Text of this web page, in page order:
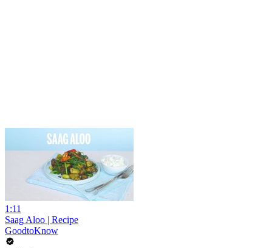
1:11
Saag Aloo | Recipe
GoodtoKnow